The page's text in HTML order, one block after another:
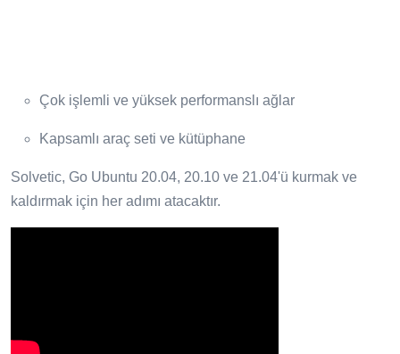
Çok işlemli ve yüksek performanslı ağlar
Kapsamlı araç seti ve kütüphane
Solvetic, Go Ubuntu 20.04, 20.10 ve 21.04'ü kurmak ve
kaldırmak için her adımı atacaktır.